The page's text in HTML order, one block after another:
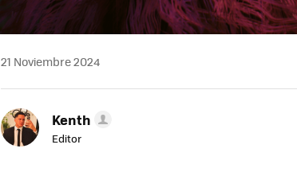
21 Noviembre 2024
Kenth
Editor